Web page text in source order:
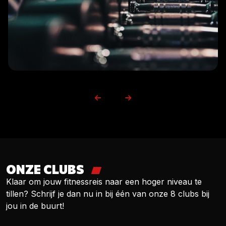
ONZE CLUBS
Klaar om jouw fitnessreis naar een hoger niveau te
tillen? Schrijf je dan nu in bij één van onze 8 clubs bij
jou in de buurt!